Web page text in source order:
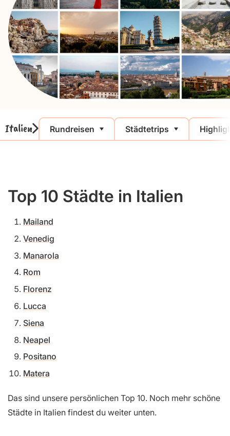
Italien Rundreisen Städtetrips
Top 10 Städte in Italien
Mailand
Venedig
Manarola
Rom
Florenz
Lucca
Siena
Neapel
Positano
Matera
Das sind unsere persönlichen Top 10. Noch mehr schöne
Städte in Italien findest du weiter unten.